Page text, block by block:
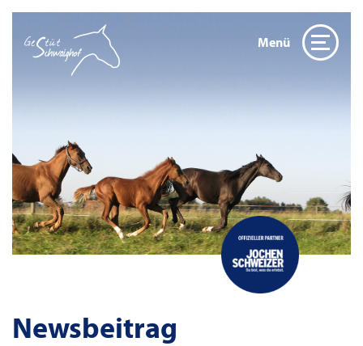
Menü
Newsbeitrag